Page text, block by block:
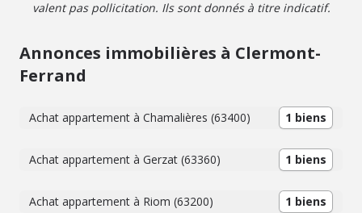
valent pas pollicitation. Ils sont donnés à titre indicatif.
Annonces immobilières à Clermont-
Ferrand
Achat appartement à Chamalières (63400) 1 biens
Achat appartement à Gerzat (63360) 1 biens
Achat appartement à Riom (63200) 1 biens